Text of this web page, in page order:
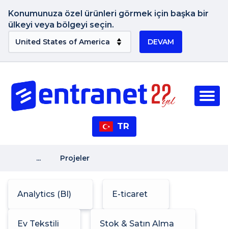
Konumunuza özel ürünleri görmek için başka bir
ülkeyi veya bölgeyi seçin.
DEVAM
TR
... Projeler
Analytics (BI) E-ticaret
Ev Tekstili Stok & Satın Alma